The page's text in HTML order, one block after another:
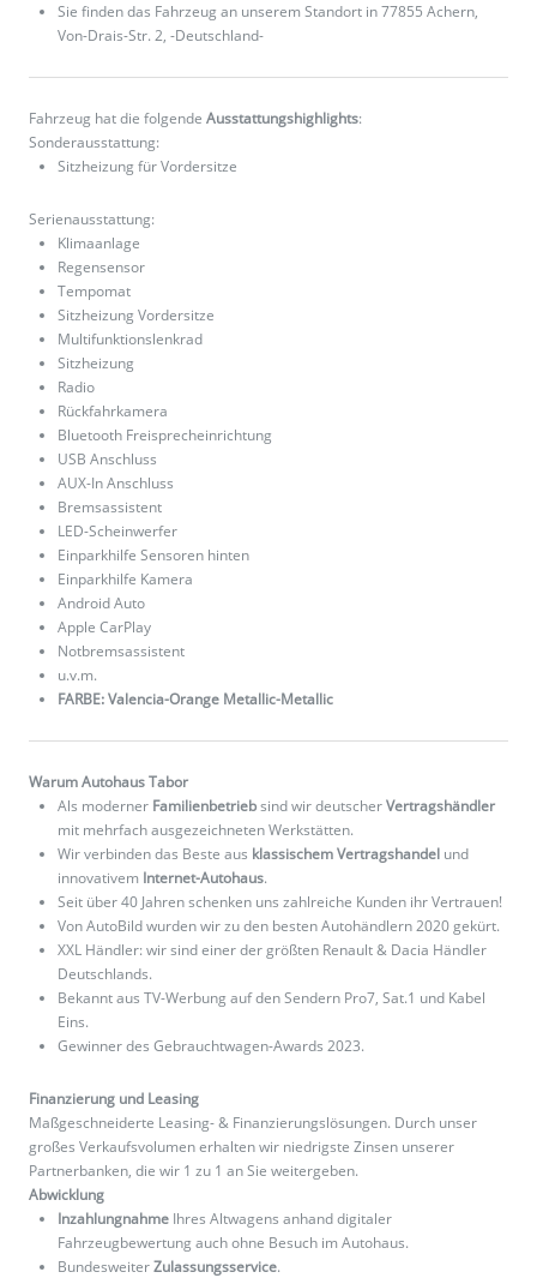
Sie finden das Fahrzeug an unserem Standort in 77855 Achern,
Von-Drais-Str. 2, -Deutschland-
Fahrzeug hat die folgende Ausstattungshighlights:
Sonderausstattung:
Sitzheizung für Vordersitze
Serienausstattung:
Klimaanlage
Regensensor
Tempomat
Sitzheizung Vordersitze
Multifunktionslenkrad
Sitzheizung
Radio
Rückfahrkamera
Bluetooth Freisprecheinrichtung
USB Anschluss
AUX-In Anschluss
Bremsassistent
LED-Scheinwerfer
Einparkhilfe Sensoren hinten
Einparkhilfe Kamera
Android Auto
Apple CarPlay
Notbremsassistent
u.v.m.
FARBE: Valencia-Orange Metallic-Metallic
Warum Autohaus Tabor
Als moderner Familienbetriebsind wir deutscherVertragshändler
mit mehrfach ausgezeichneten Werkstätten.
Wir verbinden das Beste aus klassischem Vertragshandel und
innovativem Internet-Autohaus.
Seit über 40 Jahren schenken uns zahlreiche Kunden ihr Vertrauen!
Von AutoBild wurden wir zu den besten Autohändlern 2020 gekürt.
XXL Händler: wir sind einer der größten Renault & Dacia Händler
Deutschlands.
Bekannt aus TV-Werbung auf den Sendern Pro7, Sat.1 und Kabel
Eins.
Gewinner des Gebrauchtwagen-Awards 2023.
Finanzierung und Leasing
Maßgeschneiderte Leasing- & Finanzierungslösungen. Durch unser
großes Verkaufsvolumen erhalten wir niedrigste Zinsen unserer
Partnerbanken, die wir 1 zu 1 an Sie weitergeben.
Abwicklung
Inzahlungnahme Ihres Altwagens anhand digitaler
Fahrzeugbewertung auch ohne Besuch im Autohaus.
BundesweiterZulassungsservice.